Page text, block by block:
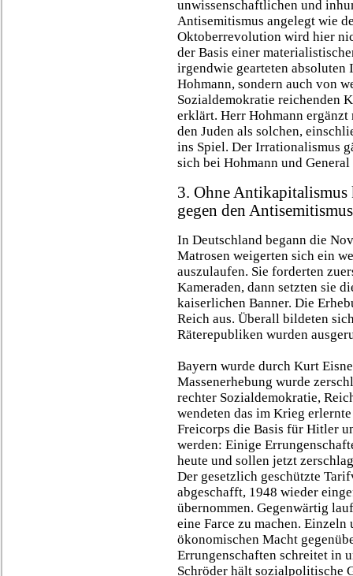
unwissenschaftlichen und
Antisemitismus angelegt wie
Oktoberrevolution wird hier
der Basis einer
irgendwie gearteten
Hohmann, sondern auch von
Sozialdemokratie reichenden
erklärt. Herr Hohmann
den Juden als solchen,
ins Spiel. Der Irrationalismus
sich bei Hohmann und
3. Ohne
gegen den
In Deutschland begann die
Matrosen weigerten sich ein
auszulaufen. Sie forderten
Kameraden, dann setzten sie
kaiserlichen Banner. Die
Reich aus. Überall bildeten
Räterepubliken wurden
Bayern wurde durch Kurt
Massenerhebung wurde
rechter Sozialdemokratie,
wendeten das im Krieg
Freicorps die Basis für Hitler
werden: Einige
heute und sollen jetzt
Der gesetzlich geschützte
abgeschafft, 1948 wieder
übernommen. Gegenwärtig
eine Farce zu machen.
ökonomischen Macht
Errungenschaften schreitet in
Schröder hält sozialpolitische